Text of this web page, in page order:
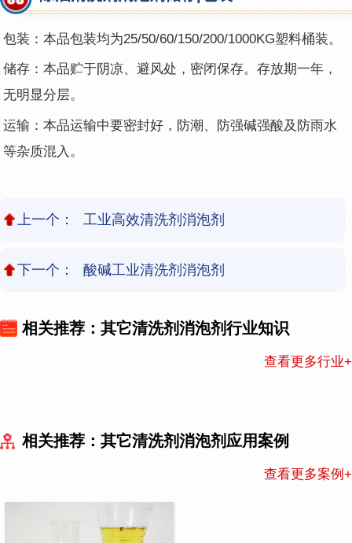
包装：本品包装均为25/50/60/150/200/1000KG塑料桶装。
储存：本品贮于阴凉、避风处，密闭保存。存放期一年，
无明显分层。
运输：本品运输中要密封好，防潮、防强碱强酸及防雨水
等杂质混入。
上一个： 工业高效清洗剂消泡剂
下一个： 酸碱工业清洗剂消泡剂
相关推荐：其它清洗剂消泡剂行业知识
查看更多行业+
相关推荐：其它清洗剂消泡剂应用案例
查看更多案例+